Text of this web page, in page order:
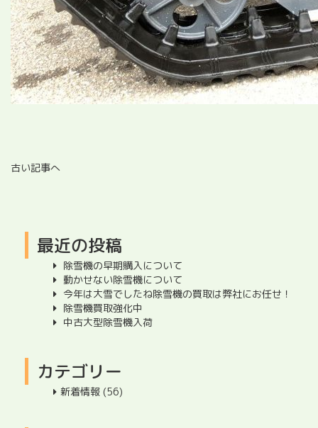
古い記事へ
最近の投稿
除雪機の早期購入について
動かせない除雪機について
今年は大雪でしたね除雪機の買取は弊社にお任せ！
除雪機買取強化中
中古大型除雪機入荷
カテゴリー
新着情報 (56)